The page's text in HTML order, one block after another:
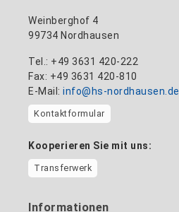
Weinberghof 4
99734 Nordhausen
Tel.: +49 3631 420-222
Fax: +49 3631 420-810
E-Mail: info@hs-nordhausen.de
Kontaktformular
Kooperieren Sie mit uns:
Transferwerk
Informationen